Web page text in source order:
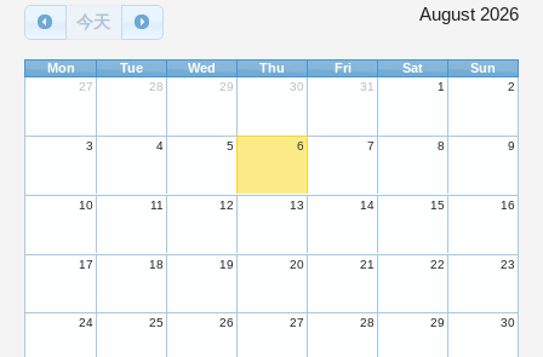
今天 August 2026
Mon Tue Wed Thu Fri Sat Sun
27 28 29 30 31 1 2
3 4 5 6 7 8 9
10 11 12 13 14 15 16
17 18 19 20 21 22 23
24 25 26 27 28 29 30